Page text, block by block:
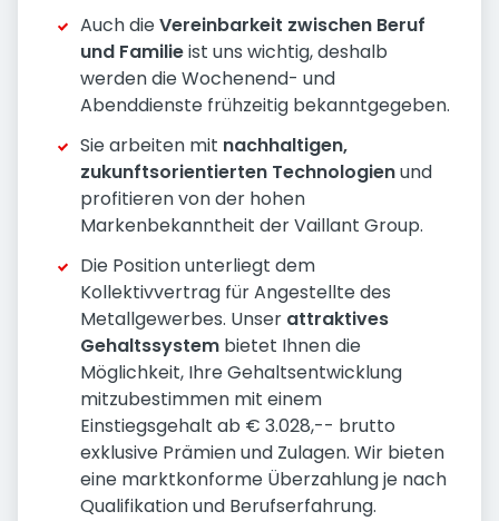
Auch dieVereinbarkeit zwischen Beruf
und Familieist uns wichtig, deshalb
werden die Wochenend- und
Abenddienste frühzeitig bekanntgegeben.
Sie arbeiten mit nachhaltigen,
zukunftsorientierten Technologienund
profitieren von der hohen
Markenbekanntheit der Vaillant Group.
Die Position unterliegt dem
Kollektivvertrag für Angestellte des
Metallgewerbes. Unser attraktives
Gehaltssystem bietet Ihnen die
Möglichkeit, Ihre Gehaltsentwicklung
mitzubestimmen mit einem
Einstiegsgehalt ab € 3.028,-- brutto
exklusive Prämien und Zulagen. Wir bieten
eine marktkonforme Überzahlung je nach
Qualifikation und Berufserfahrung.